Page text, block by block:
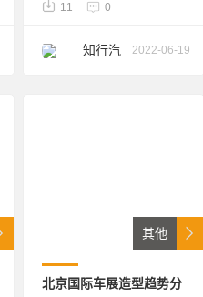
11 0
知行汽 2022-06-19
其他
北京国际车展造型趋势分